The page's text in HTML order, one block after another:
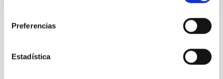
Preferencias
Estadística